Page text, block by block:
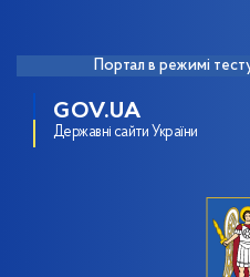
Портал в режимі
GOV.UA
Державні сайти України